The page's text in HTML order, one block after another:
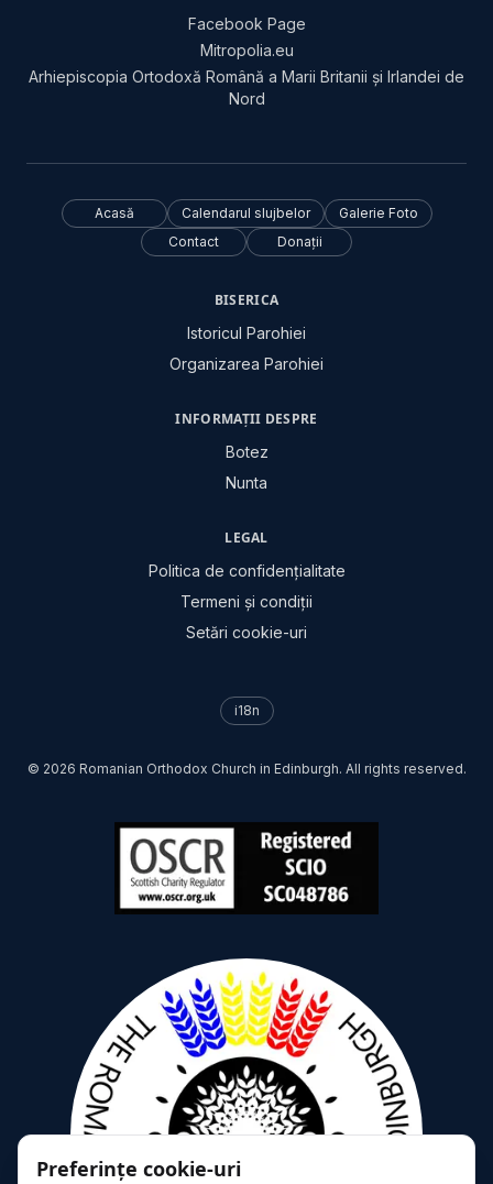
Facebook Page
Mitropolia.eu
Arhiepiscopia Ortodoxă Română a Marii Britanii și Irlandei de
Nord
Acasă Calendarul slujbelor
Galerie Foto
Contact
Donații
BISERICA
Istoricul Parohiei
Organizarea Parohiei
INFORMAȚII DESPRE
Botez
Nunta
LEGAL
Politica de confidențialitate
Termeni și condiții
Setări cookie-uri
i18n
© 2026 Romanian Orthodox Church in Edinburgh. All rights reserved.
Preferințe cookie-uri